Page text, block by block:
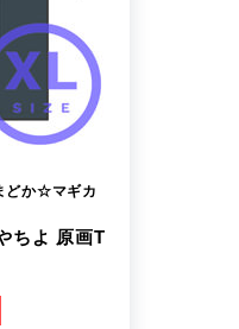
どか☆マギカ
ちよ 原画T